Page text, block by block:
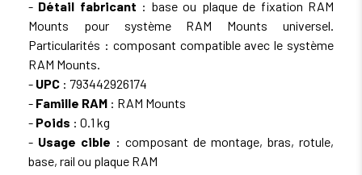
- Détail fabricant : base ou plaque de fixation RAM
Mounts pour système RAM Mounts universel.
Particularités : composant compatible avec le système
RAM Mounts.
- UPC : 793442926174
- Famille RAM : RAM Mounts
- Poids : 0.1 kg
- Usage cible : composant de montage, bras, rotule,
base, rail ou plaque RAM